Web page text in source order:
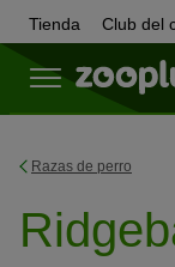
Tienda Club del
Razas de perro